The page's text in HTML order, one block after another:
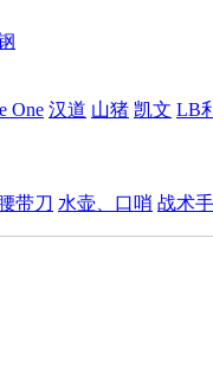
One 汉道 山猪 凯文 LB
带刀 水壶、口哨 战术